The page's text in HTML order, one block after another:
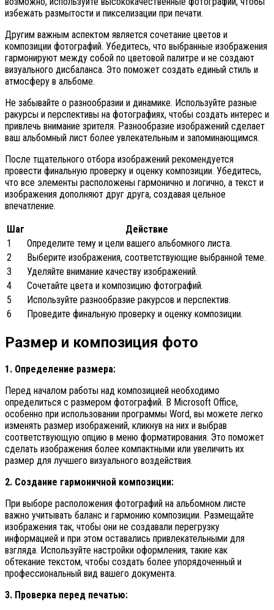
избежать размытости и пикселизации при печати.
Другим важным аспектом является сочетание цветов и
композиции фотографий. Убедитесь, что выбранные изображения
гармонируют между собой по цветовой палитре и не создают
визуального дисбаланса. Это поможет создать единый стиль и
атмосферу в альбоме.
Не забывайте о разнообразии и динамике. Используйте разные
ракурсы и перспективы на фотографиях, чтобы создать интерес и
привлечь внимание зрителя. Разнообразие изображений сделает
ваш альбомный лист более увлекательным и запоминающимся.
После тщательного отбора изображений рекомендуется
провести финальную проверку и оценку композиции. Убедитесь,
что все элементы расположены гармонично и логично, а текст и
изображения дополняют друг друга, создавая цельное
впечатление.
Шаг
Действие
1
Определите тему и цели вашего альбомного листа.
2
Выберите изображения, соответствующие выбранной теме.
3
Уделяйте внимание качеству изображений.
4
Сочетайте цвета и композицию фотографий.
5
Используйте разнообразие ракурсов и перспектив.
6
Проведите финальную проверку и оценку композиции.
Размер и композиция фото
1. Определение размера:
Перед началом работы над композицией необходимо
определиться с размером фотографий. В Microsoft Office,
особенно при использовании программы Word, вы можете легко
изменять размер изображений, кликнув на них и выбрав
соответствующую опцию в меню форматирования. Это поможет
сделать изображения более компактными или увеличить их
размер для лучшего визуального воздействия.
2. Создание гармоничной композиции:
При выборе расположения фотографий на альбомном листе
важно учитывать баланс и гармонию композиции. Размещайте
изображения так, чтобы они не создавали перегрузку
информацией и при этом оставались привлекательными для
взгляда. Используйте настройки оформления, такие как
обтекание текстом, чтобы создать более упорядоченный и
профессиональный вид вашего документа.
3. Проверка перед печатью: